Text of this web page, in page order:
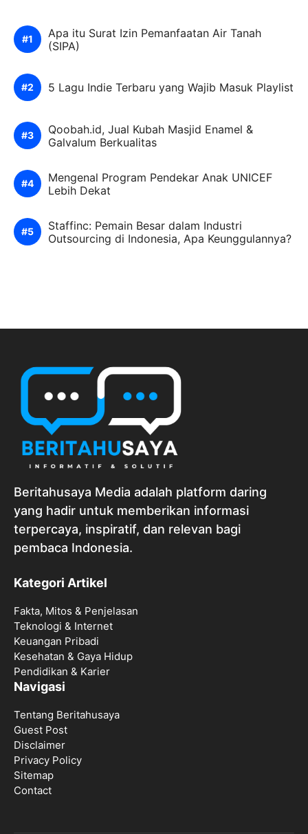
Apa itu Surat Izin Pemanfaatan Air Tanah
(SIPA)
5 Lagu Indie Terbaru yang Wajib Masuk Playlist
Qoobah.id, Jual Kubah Masjid Enamel &
Galvalum Berkualitas
Mengenal Program Pendekar Anak UNICEF
Lebih Dekat
Staffinc: Pemain Besar dalam Industri
Outsourcing di Indonesia, Apa Keunggulannya?
Beritahusaya Media adalah platform daring
yang hadir untuk memberikan informasi
terpercaya, inspiratif, dan relevan bagi
pembaca Indonesia.
Kategori Artikel
Fakta, Mitos & Penjelasan
Teknologi & Internet
Keuangan Pribadi
Kesehatan & Gaya Hidup
Pendidikan & Karier
Navigasi
Tentang Beritahusaya
Guest Post
Disclaimer
Privacy Policy
Sitemap
Contact